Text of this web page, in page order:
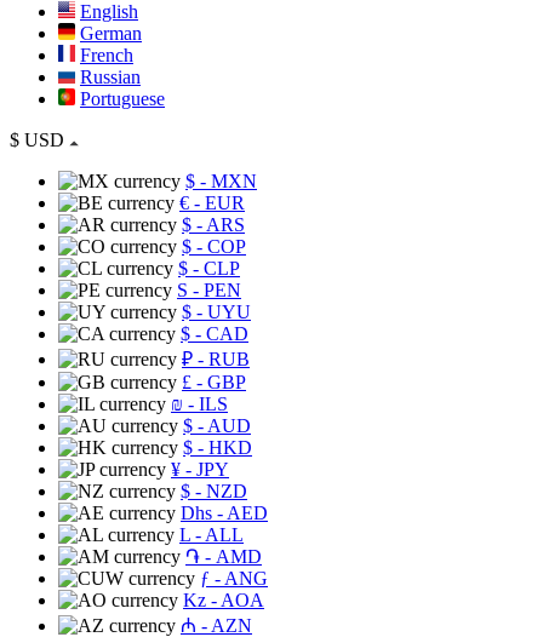
English
German
French
Russian
Portuguese
$ USD
$ - MXN
€ - EUR
$ - ARS
$ - COP
$ - CLP
S - PEN
$ - UYU
$ - CAD
₽ - RUB
£ - GBP
₪ - ILS
$ - AUD
$ - HKD
¥ - JPY
$ - NZD
Dhs - AED
L - ALL
֏ - AMD
ƒ - ANG
Kz - AOA
₼ - AZN